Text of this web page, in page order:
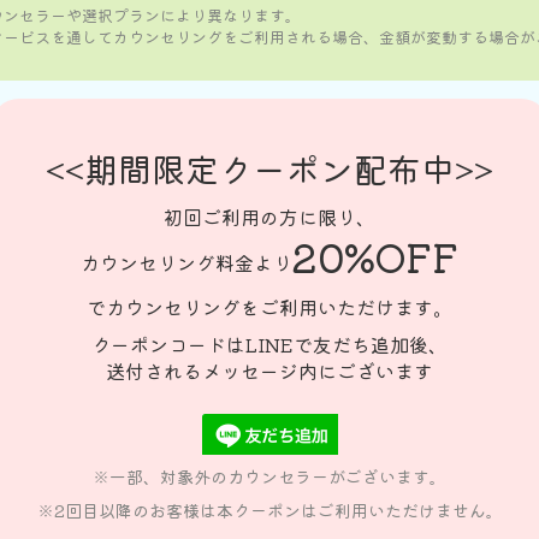
セラーや選択プランにより異なります。
ビスを通してカウンセリングをご利用される場合、金額が変動する場合が
<<期間限定クーポン配布中>>
初回ご利用の方に限り、
カウンセリング料金より20%OFF
でカウンセリングをご利用いただけます。
クーポンコードはLINEで友だち追加後、
送付されるメッセージ内にございます
※一部、対象外のカウンセラーがございます。
※2回目以降のお客様は本クーポンはご利用いただけません。